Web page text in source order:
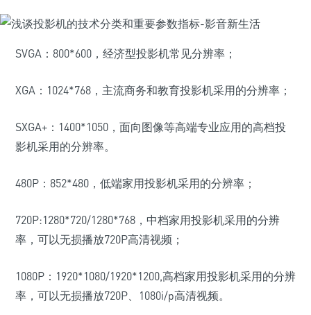
SVGA：800*600，经济型投影机常见分辨率；
XGA：1024*768，主流商务和教育投影机采用的分辨率；
SXGA+：1400*1050，面向图像等高端专业应用的高档投
影机采用的分辨率。
480P：852*480，低端家用投影机采用的分辨率；
720P:1280*720/1280*768，中档家用投影机采用的分辨
率，可以无损播放720P高清视频；
1080P：1920*1080/1920*1200,高档家用投影机采用的分辨
率，可以无损播放720P、1080i/p高清视频。